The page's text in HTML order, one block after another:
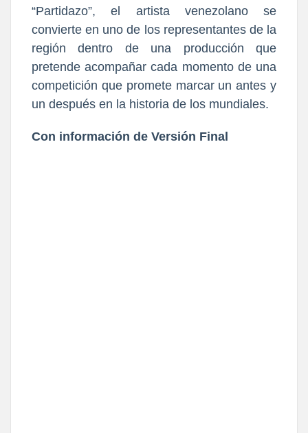
“Partidazo”, el artista venezolano se
convierte en uno de los representantes de la
región dentro de una producción que
pretende acompañar cada momento de una
competición que promete marcar un antes y
un después en la historia de los mundiales.
Con información de Versión Final